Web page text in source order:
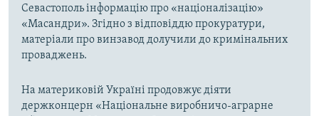
Севастополь інформацію про «націоналізацію»
«Масандри». Згідно з відповіддю прокуратури,
матеріали про винзавод долучили до кримінальних
проваджень.
На материковій Україні продовжує діяти
держконцерн «Національне виробничо-аграрне